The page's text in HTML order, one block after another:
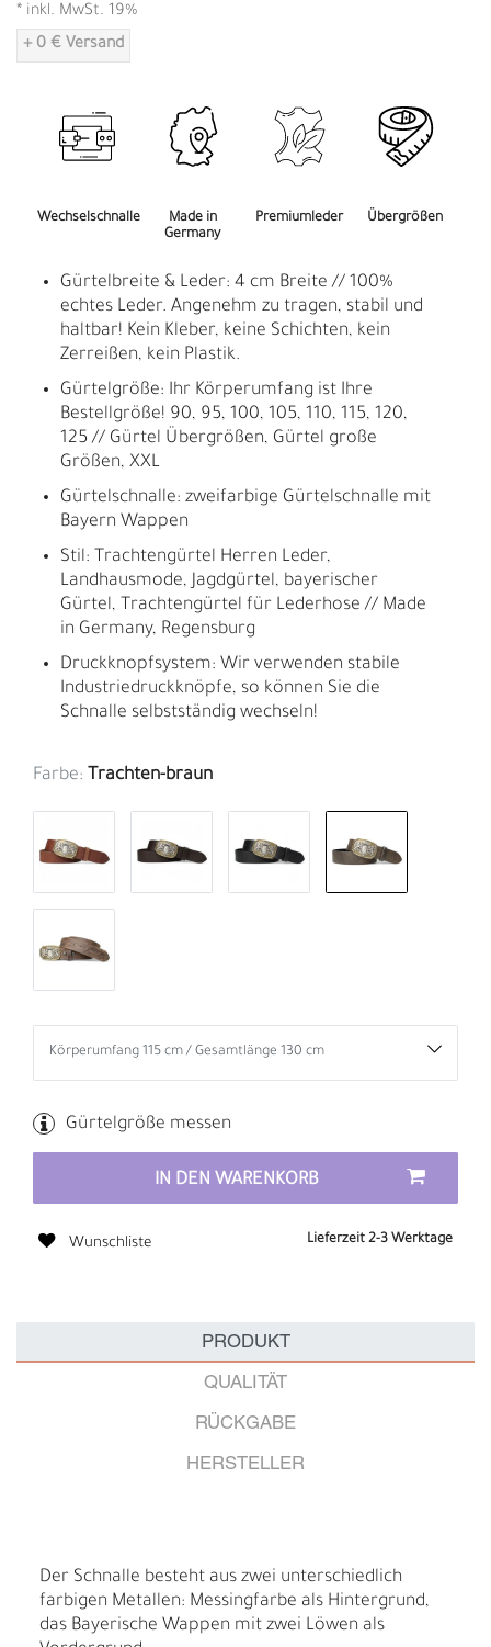
* inkl. MwSt. 19%
+ 0 € Versand
Wechselschnalle
Made in
Germany
Premiumleder Übergrößen
Gürtelbreite & Leder: 4 cm Breite // 100%
echtes Leder. Angenehm zu tragen, stabil und
haltbar! Kein Kleber, keine Schichten, kein
Zerreißen, kein Plastik.
Gürtelgröße: Ihr Körperumfang ist Ihre
Bestellgröße! 90, 95, 100, 105, 110, 115, 120,
125 // Gürtel Übergrößen, Gürtel große
Größen, XXL
Gürtelschnalle: zweifarbige Gürtelschnalle mit
Bayern Wappen
Stil: Trachtengürtel Herren Leder,
Landhausmode, Jagdgürtel, bayerischer
Gürtel, Trachtengürtel für Lederhose // Made
in Germany, Regensburg
Druckknopfsystem: Wir verwenden stabile
Industriedruckknöpfe, so können Sie die
Schnalle selbstständig wechseln!
Farbe: Trachten-braun
Gürtelgröße messen
IN DEN WARENKORB
Wunschliste Lieferzeit 2-3 Werktage
PRODUKT
QUALITÄT
RÜCKGABE
HERSTELLER
Der Schnalle besteht aus zwei unterschiedlich
farbigen Metallen: Messingfarbe als Hintergrund,
das Bayerische Wappen mit zwei Löwen als